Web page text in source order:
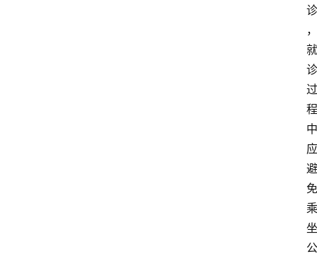
诊
，
就
诊
过
程
中
应
避
免
乘
坐
公